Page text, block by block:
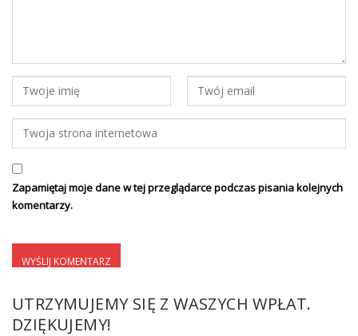
Zapamiętaj moje dane w tej przeglądarce podczas pisania kolejnych
komentarzy.
UTRZYMUJEMY SIĘ Z WASZYCH WPŁAT.
DZIĘKUJEMY!